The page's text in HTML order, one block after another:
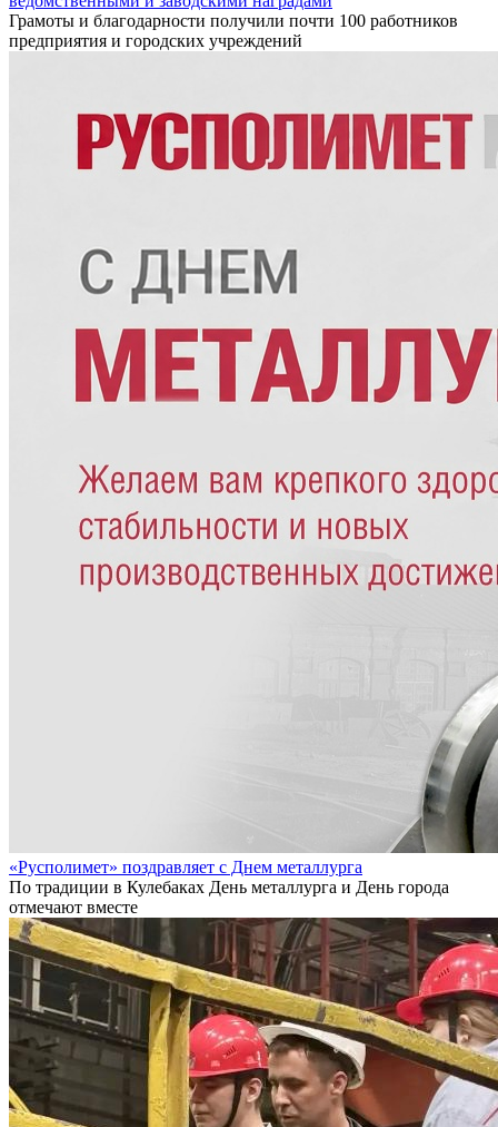
Грамоты и благодарности получили почти 100 работников
предприятия и городских учреждений
«Русполимет» поздравляет с Днем металлурга
По традиции в Кулебаках День металлурга и День города
отмечают вместе